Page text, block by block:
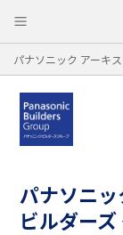
パナソニック アーキ
パナソニッ
ビルダー